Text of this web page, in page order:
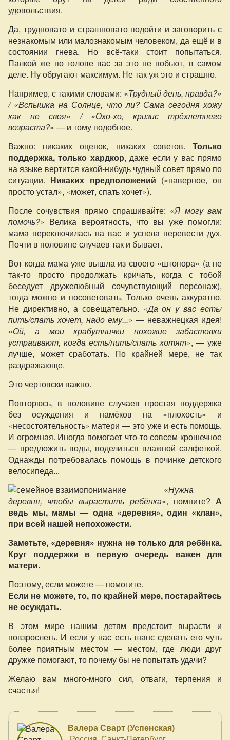
удовольствия.
Да, трудновато и страшновато подойти и заговорить с
незнакомым или малознакомым человеком, да ещё и в
состоянии гнева. Но всё-таки стоит попытаться.
Палкой же по голове вас за это не побьют, в самом
деле. Ну обругают максимум. Не так уж это и страшно.
Например, с такими словами: «Трудный день, правда?»
/ «Вспышка на Солнце, что ли? Сама сегодня хожу
как не своя» / «Охо-хо, кризис трёхлетнего
возраста?» — и тому подобное.
Важно: никаких оценок, никаких советов. Только
поддержка, только хардкор, даже если у вас прямо
на языке вертится какой-нибудь чудный совет прямо по
ситуации. Никаких предположений («наверное, он
просто устал», «может, спать хочет»).
После сочувствия прямо спрашивайте: «Я могу вам
помочь?» Велика вероятность, что вы уже помогли:
мама переключилась на вас и успела перевести дух.
Почти в половине случаев так и бывает.
Вот когда мама уже вышла из своего «штопора» (а не
так-то просто продолжать кричать, когда с тобой
беседует дружелюбный сочувствующий персонаж),
тогда можно и посоветовать. Только очень аккуратно.
Не директивно, а совещательно. «Да он у вас есть/
пить/спать хочет, надо ему...» — неважнецкая идея!
«Ой, а мои крабутнички похожие забастовки
устраивают, когда есть/пить/спать хотят», — уже
лучше, может сработать. По крайней мере, не так
раздражающе.
Это чертовски важно.
Повторюсь, в половине случаев простая поддержка
без осуждения и намёков на «плохость» и
«несостоятельность» матери — это уже и есть помощь.
И огромная. Иногда помогает что-то совсем крошечное
— предложить воды, поделиться влажной салфеткой.
Однажды потребовалась помощь в починке детского
велосипеда...
«Нужна
деревня, чтобы вырастить ребёнка», помните?А
ведь мы, мамы — одна «деревня», один «клан»,
при всей нашей непохожести.
Заметьте, «деревня» нужна не только для ребёнка.
Круг поддержки в первую очередь важен для
матери.
Поэтому, если можете — помогите.
Если не можете, то, по крайней мере, постарайтесь
не осуждать.
В этом мире нашим детям предстоит вырасти и
повзрослеть. И если у нас есть шанс сделать его чуть
более приятным местом — местом, где люди друг
дружке помогают, то почему бы не попытать удачи?
Желаю вам много-много сил, отваги, терпения и
счастья!
Валера Сварт (Успенская)